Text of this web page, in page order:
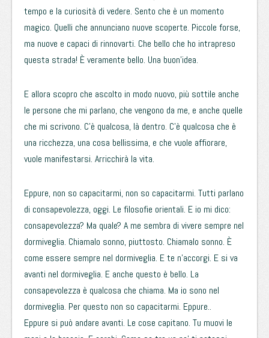
tempo e la curiosità di vedere. Sento che è un momento
magico. Quelli che annunciano nuove scoperte. Piccole forse,
ma nuove e capaci di rinnovarti. Che bello che ho intrapreso
questa strada! È veramente bello. Una buon’idea.
E allora scopro che ascolto in modo nuovo, più sottile anche
le persone che mi parlano, che vengono da me, e anche quelle
che mi scrivono. C’è qualcosa, là dentro. C’è qualcosa che è
una ricchezza, una cosa bellissima, e che vuole affiorare,
vuole manifestarsi. Arricchirà la vita.
Eppure, non so capacitarmi, non so capacitarmi. Tutti parlano
di consapevolezza, oggi. Le filosofie orientali. E io mi dico:
consapevolezza? Ma quale? A me sembra di vivere sempre nel
dormiveglia. Chiamalo sonno, piuttosto. Chiamalo sonno. È
come essere sempre nel dormiveglia. E te n’accorgi. E si va
avanti nel dormiveglia. E anche questo è bello. La
consapevolezza è qualcosa che chiama. Ma io sono nel
dormiveglia. Per questo non so capacitarmi. Eppure..
Eppure si può andare avanti. Le cose capitano. Tu muovi le